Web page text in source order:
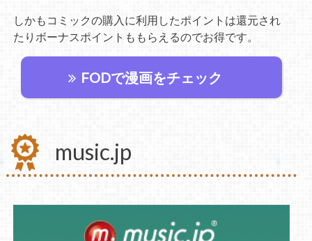
しかもコミックの購入に利用したポイントは還元され
たりボーナスポイントももらえるのでお得です。
FODで漫画をチェック
music.jp